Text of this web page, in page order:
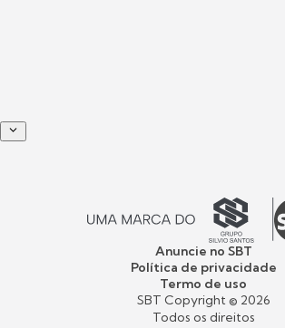
Anuncie no SBT
Política de privacidade
Termo de uso
SBT Copyright © 2026
Todos os direitos